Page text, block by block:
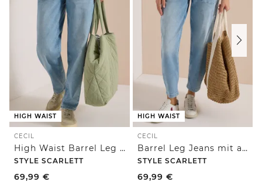
HIGH WAIST
CECIL
High Waist Barrel Leg Jeans im Loose Fit
STYLE SCARLETT
69,99 €
HIGH WAIST
CECIL
Barrel Leg Jeans mit aufgesetzten Taschen
STYLE SCARLETT
69,99 €